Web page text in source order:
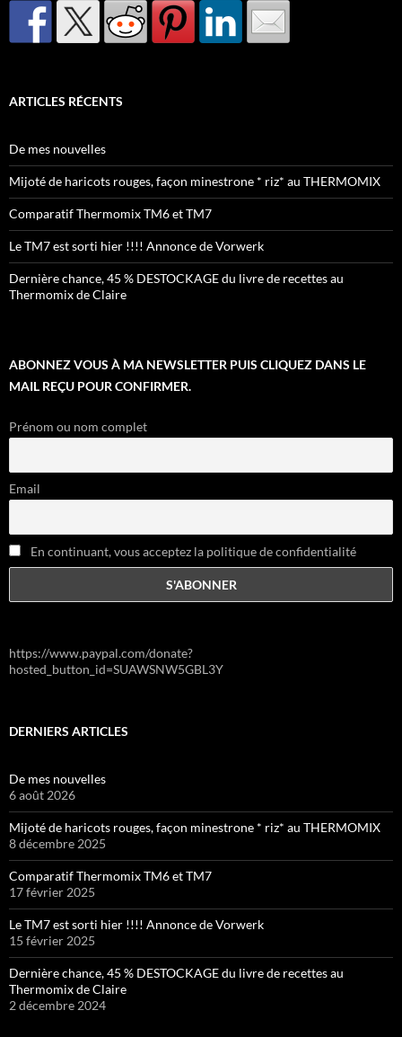
ARTICLES RÉCENTS
De mes nouvelles
Mijoté de haricots rouges, façon minestrone * riz* au THERMOMIX
Comparatif Thermomix TM6 et TM7
Le TM7 est sorti hier !!!! Annonce de Vorwerk
Dernière chance, 45 % DESTOCKAGE du livre de recettes au
Thermomix de Claire
ABONNEZ VOUS À MA NEWSLETTER PUIS CLIQUEZ DANS LE
MAIL REÇU POUR CONFIRMER.
Prénom ou nom complet
Email
En continuant, vous acceptez la politique de confidentialité
https://www.paypal.com/donate?
hosted_button_id=SUAWSNW5GBL3Y
DERNIERS ARTICLES
De mes nouvelles
6 août 2026
Mijoté de haricots rouges, façon minestrone * riz* au THERMOMIX
8 décembre 2025
Comparatif Thermomix TM6 et TM7
17 février 2025
Le TM7 est sorti hier !!!! Annonce de Vorwerk
15 février 2025
Dernière chance, 45 % DESTOCKAGE du livre de recettes au
Thermomix de Claire
2 décembre 2024